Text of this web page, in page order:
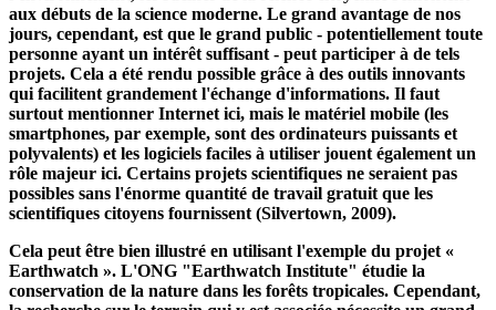
Cette science citoyenne a déjà une longue tradition. Surtout
dans le domaine de l'écologie et de la recherche sur
l'environnement, les racines de la science citoyenne remontent
aux débuts de la science moderne. Le grand avantage de nos
jours, cependant, est que le grand public - potentiellement toute
personne ayant un intérêt suffisant - peut participer à de tels
projets. Cela a été rendu possible grâce à des outils innovants
qui facilitent grandement l'échange d'informations. Il faut
surtout mentionner Internet ici, mais le matériel mobile (les
smartphones, par exemple, sont des ordinateurs puissants et
polyvalents) et les logiciels faciles à utiliser jouent également un
rôle majeur ici. Certains projets scientifiques ne seraient pas
possibles sans l'énorme quantité de travail gratuit que les
scientifiques citoyens fournissent (Silvertown, 2009).